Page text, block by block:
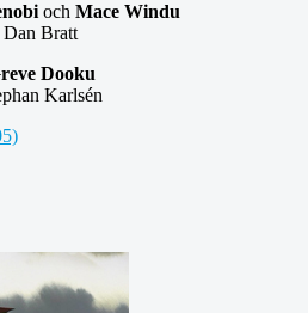
och Mace Windu
Dan Bratt
Dooku
Karlsén